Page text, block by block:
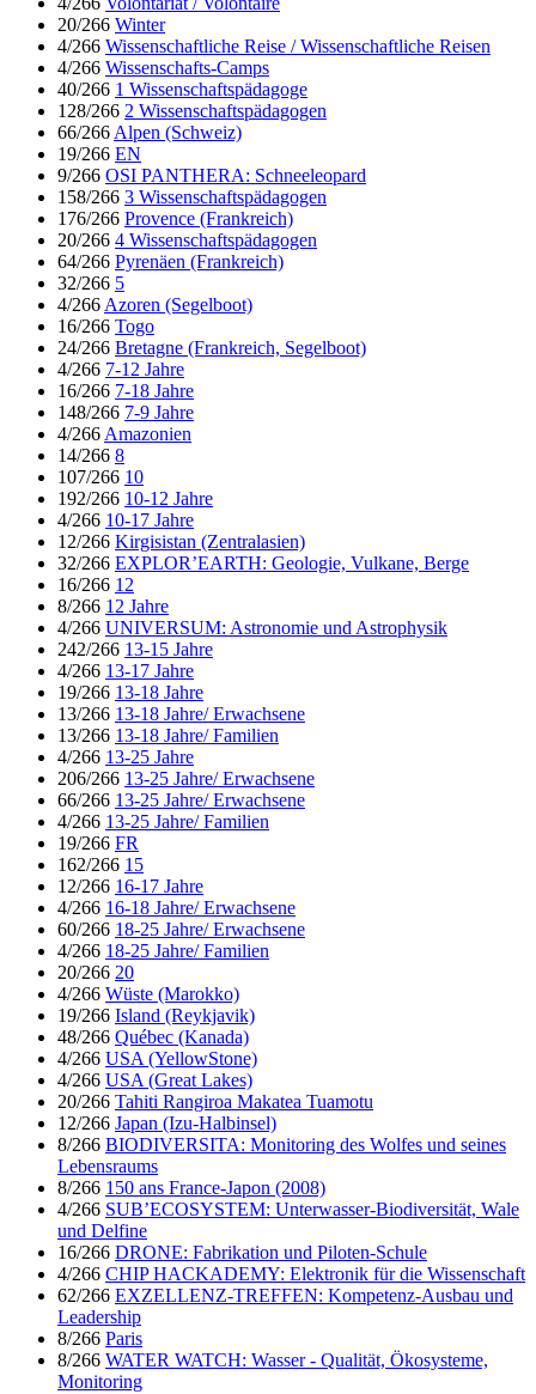
20/266 Winter
4/266 Wissenschaftliche Reise / Wissenschaftliche Reisen
4/266 Wissenschafts-Camps
40/266 1 Wissenschaftspädagoge
128/266 2 Wissenschaftspädagogen
66/266 Alpen (Schweiz)
19/266 EN
9/266 OSI PANTHERA: Schneeleopard
158/266 3 Wissenschaftspädagogen
176/266 Provence (Frankreich)
20/266 4 Wissenschaftspädagogen
64/266 Pyrenäen (Frankreich)
32/266 5
4/266 Azoren (Segelboot)
16/266 Togo
24/266 Bretagne (Frankreich, Segelboot)
4/266 7-12 Jahre
16/266 7-18 Jahre
148/266 7-9 Jahre
4/266 Amazonien
14/266 8
107/266 10
192/266 10-12 Jahre
4/266 10-17 Jahre
12/266 Kirgisistan (Zentralasien)
32/266 EXPLOR’EARTH: Geologie, Vulkane, Berge
16/266 12
8/266 12 Jahre
4/266 UNIVERSUM: Astronomie und Astrophysik
242/266 13-15 Jahre
4/266 13-17 Jahre
19/266 13-18 Jahre
13/266 13-18 Jahre/ Erwachsene
13/266 13-18 Jahre/ Familien
4/266 13-25 Jahre
206/266 13-25 Jahre/ Erwachsene
66/266 13-25 Jahre/ Erwachsene
4/266 13-25 Jahre/ Familien
19/266 FR
162/266 15
12/266 16-17 Jahre
4/266 16-18 Jahre/ Erwachsene
60/266 18-25 Jahre/ Erwachsene
4/266 18-25 Jahre/ Familien
20/266 20
4/266 Wüste (Marokko)
19/266 Island (Reykjavik)
48/266 Québec (Kanada)
4/266 USA (YellowStone)
4/266 USA (Great Lakes)
20/266 Tahiti Rangiroa Makatea Tuamotu
12/266 Japan (Izu-Halbinsel)
8/266 BIODIVERSITA: Monitoring des Wolfes und seines
Lebensraums
8/266 150 ans France-Japon (2008)
4/266 SUB’ECOSYSTEM: Unterwasser-Biodiversität, Wale
und Delfine
16/266 DRONE: Fabrikation und Piloten-Schule
4/266 CHIP HACKADEMY: Elektronik für die Wissenschaft
62/266 EXZELLENZ-TREFFEN: Kompetenz-Ausbau und
Leadership
8/266 Paris
8/266 WATER WATCH: Wasser - Qualität, Ökosysteme,
Monitoring